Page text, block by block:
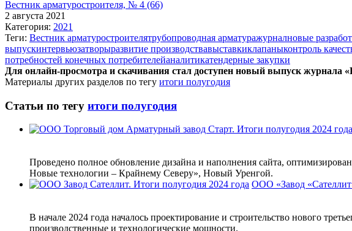
Вестник арматуростроителя, № 4 (66)
2 августа 2021
Категория: 2021
Теги: Вестник арматуростроителятрубопроводная арматуражурналновые
выпускинтервьюзатворыразвитие производствавыставкиклапаныконтроль
потребностей конечных потребителейаналитикатендерные закупки
Для онлайн-просмотра и скачивания стал доступен новый выпуск журнала
Материалы других разделов по тегу итоги полугодия
Статьи по тегу итоги полугодия
Проведено полное обновление дизайна и наполнения сайта,
Новые технологии – Крайнему Северу», Новый Уренгой.
ООО «Завод
В начале 2024 года началось проектирование и строительство нового
производственные и технологические мощности.